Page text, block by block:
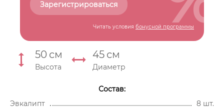
Зарегистрироваться
Читать условия бонусной программы
50 см
Высота
45 см
Диаметр
Состав:
Эвкалипт
8 шт.